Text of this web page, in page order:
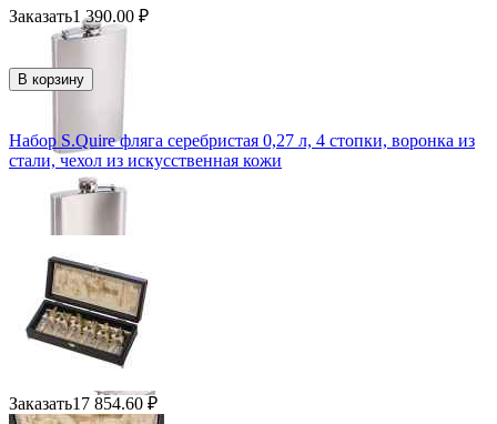
Заказать1 390.00 ₽
В корзину
Набор S.Quire фляга серебристая 0,27 л, 4 стопки, воронка из
стали, чехол из искусственная кожи
Заказать17 854.60 ₽